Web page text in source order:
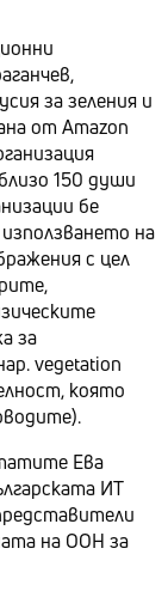
за зеления и
от Amazon
150 души
бе
на
с цел
за
vegetation
която
Ева
ИТ
на ООН за